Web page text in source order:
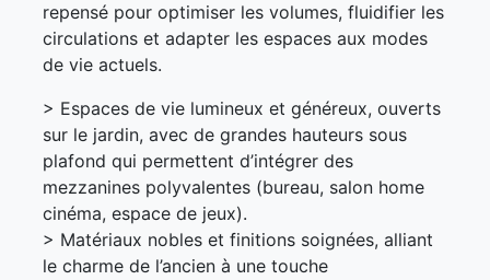
repensé pour optimiser les volumes, fluidifier les
circulations et adapter les espaces aux modes
de vie actuels.
> Espaces de vie lumineux et généreux, ouverts
sur le jardin, avec de grandes hauteurs sous
plafond qui permettent d’intégrer des
mezzanines polyvalentes (bureau, salon home
cinéma, espace de jeux).
> Matériaux nobles et finitions soignées, alliant
le charme de l’ancien à une touche